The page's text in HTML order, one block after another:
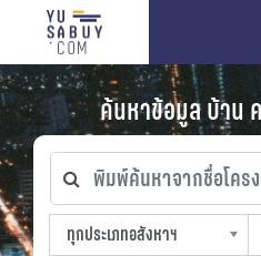
ค้นหาข้อมูล บ้าน
พิมพ์ค้นหาจากชื่อโครงการ
ทุกประเภทอสังหาฯ
ทุกประเภทอสังหาฯ
ทุกทำเลที่ตั้ง